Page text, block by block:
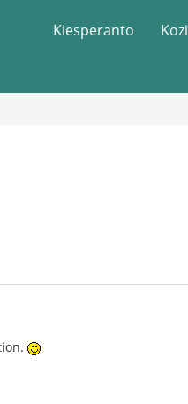
Kiesperanto Kozi